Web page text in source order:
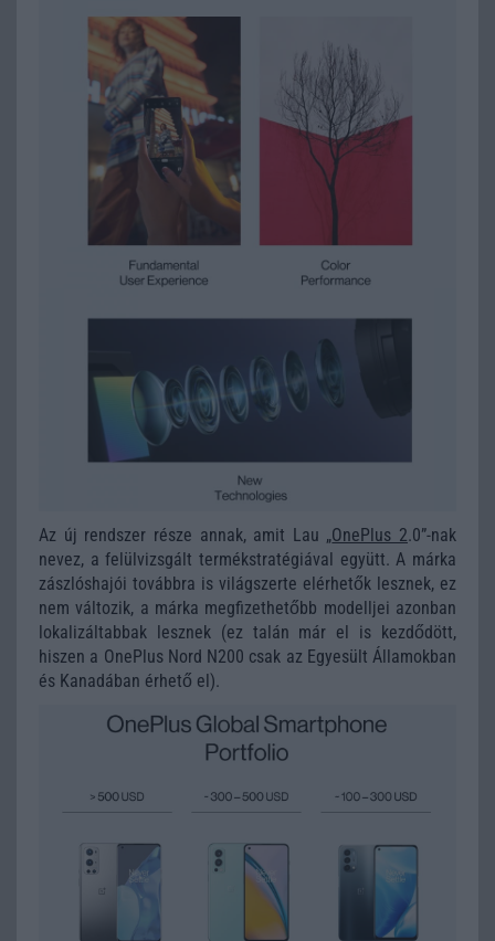
Az új rendszer része annak, amit Lau „OnePlus 2.0”-nak
nevez, a felülvizsgált termékstratégiával együtt. A márka
zászlóshajói továbbra is világszerte elérhetők lesznek, ez
nem változik, a márka megfizethetőbb modelljei azonban
lokalizáltabbak lesznek (ez talán már el is kezdődött,
hiszen a OnePlus Nord N200 csak az Egyesült Államokban
és Kanadában érhető el).